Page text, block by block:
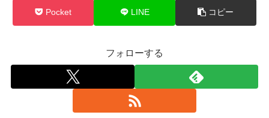
Pocket LINE コピー
フォローする